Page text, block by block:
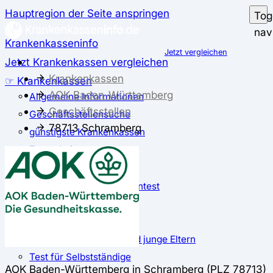
Hauptregion der Seite anspringen
Krankenkasseninfo
Jetzt Krankenkassen vergleichen
☞ Krankenkassen
Allgemeine Informationen
Geschäftsstellensuche
günstigste Krankenkassen
Zusatzbeitrag
✅ Krankenkassen Test
Der große Krankenkassentest
Test für Studierende
Test für Schwangere und junge Eltern
Test für Selbstständige
Jetzt vergleichen
Krankenkassen
AOK Baden-Württemberg
Geschäftsstellen
78713 Schramberg
AOK Baden-Württemberg in Schramberg (PLZ 78713)